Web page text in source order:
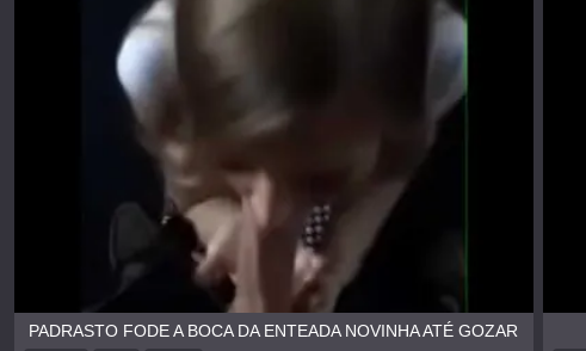
PADRASTO FODE A BOCA DA ENTEADA NOVINHA ATÉ GOZAR